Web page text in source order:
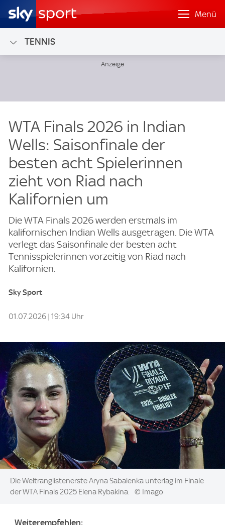
Menü
TENNIS
WTA Finals 2026 in Indian
Wells: Saisonfinale der
besten acht Spielerinnen
zieht von Riad nach
Kalifornien um
Die WTA Finals 2026 werden erstmals im
kalifornischen Indian Wells ausgetragen. Die WTA
verlegt das Saisonfinale der besten acht
Tennisspielerinnen vorzeitig von Riad nach
Kalifornien.
Sky Sport
01.07.2026 | 19:34 Uhr
Image:
Die Weltranglistenerste Aryna Sabalenka unterlag im Finale
der WTA Finals 2025 Elena Rybakina.
© Imago
Weiterempfehlen: